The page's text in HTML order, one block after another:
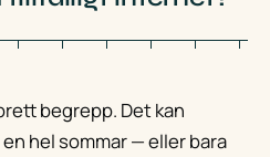
begrepp. Det kan
hel sommar — eller bara